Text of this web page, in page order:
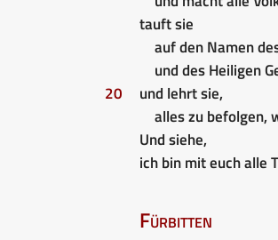
tauft sie
auf den Namen
und des Heiligen
20
und lehrt sie,
alles zu befolgen,
Und siehe,
ich bin mit euch alle
Fürbitten